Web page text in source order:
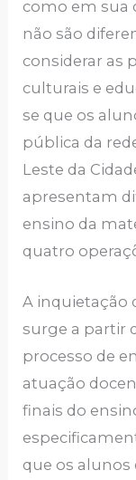
como em sua
não são
considerar as
culturais e
se que os
pública da
Leste da
apresentam
ensino da
quatro
A inquietação
surge a partir
processo de
atuação
finais do
que os